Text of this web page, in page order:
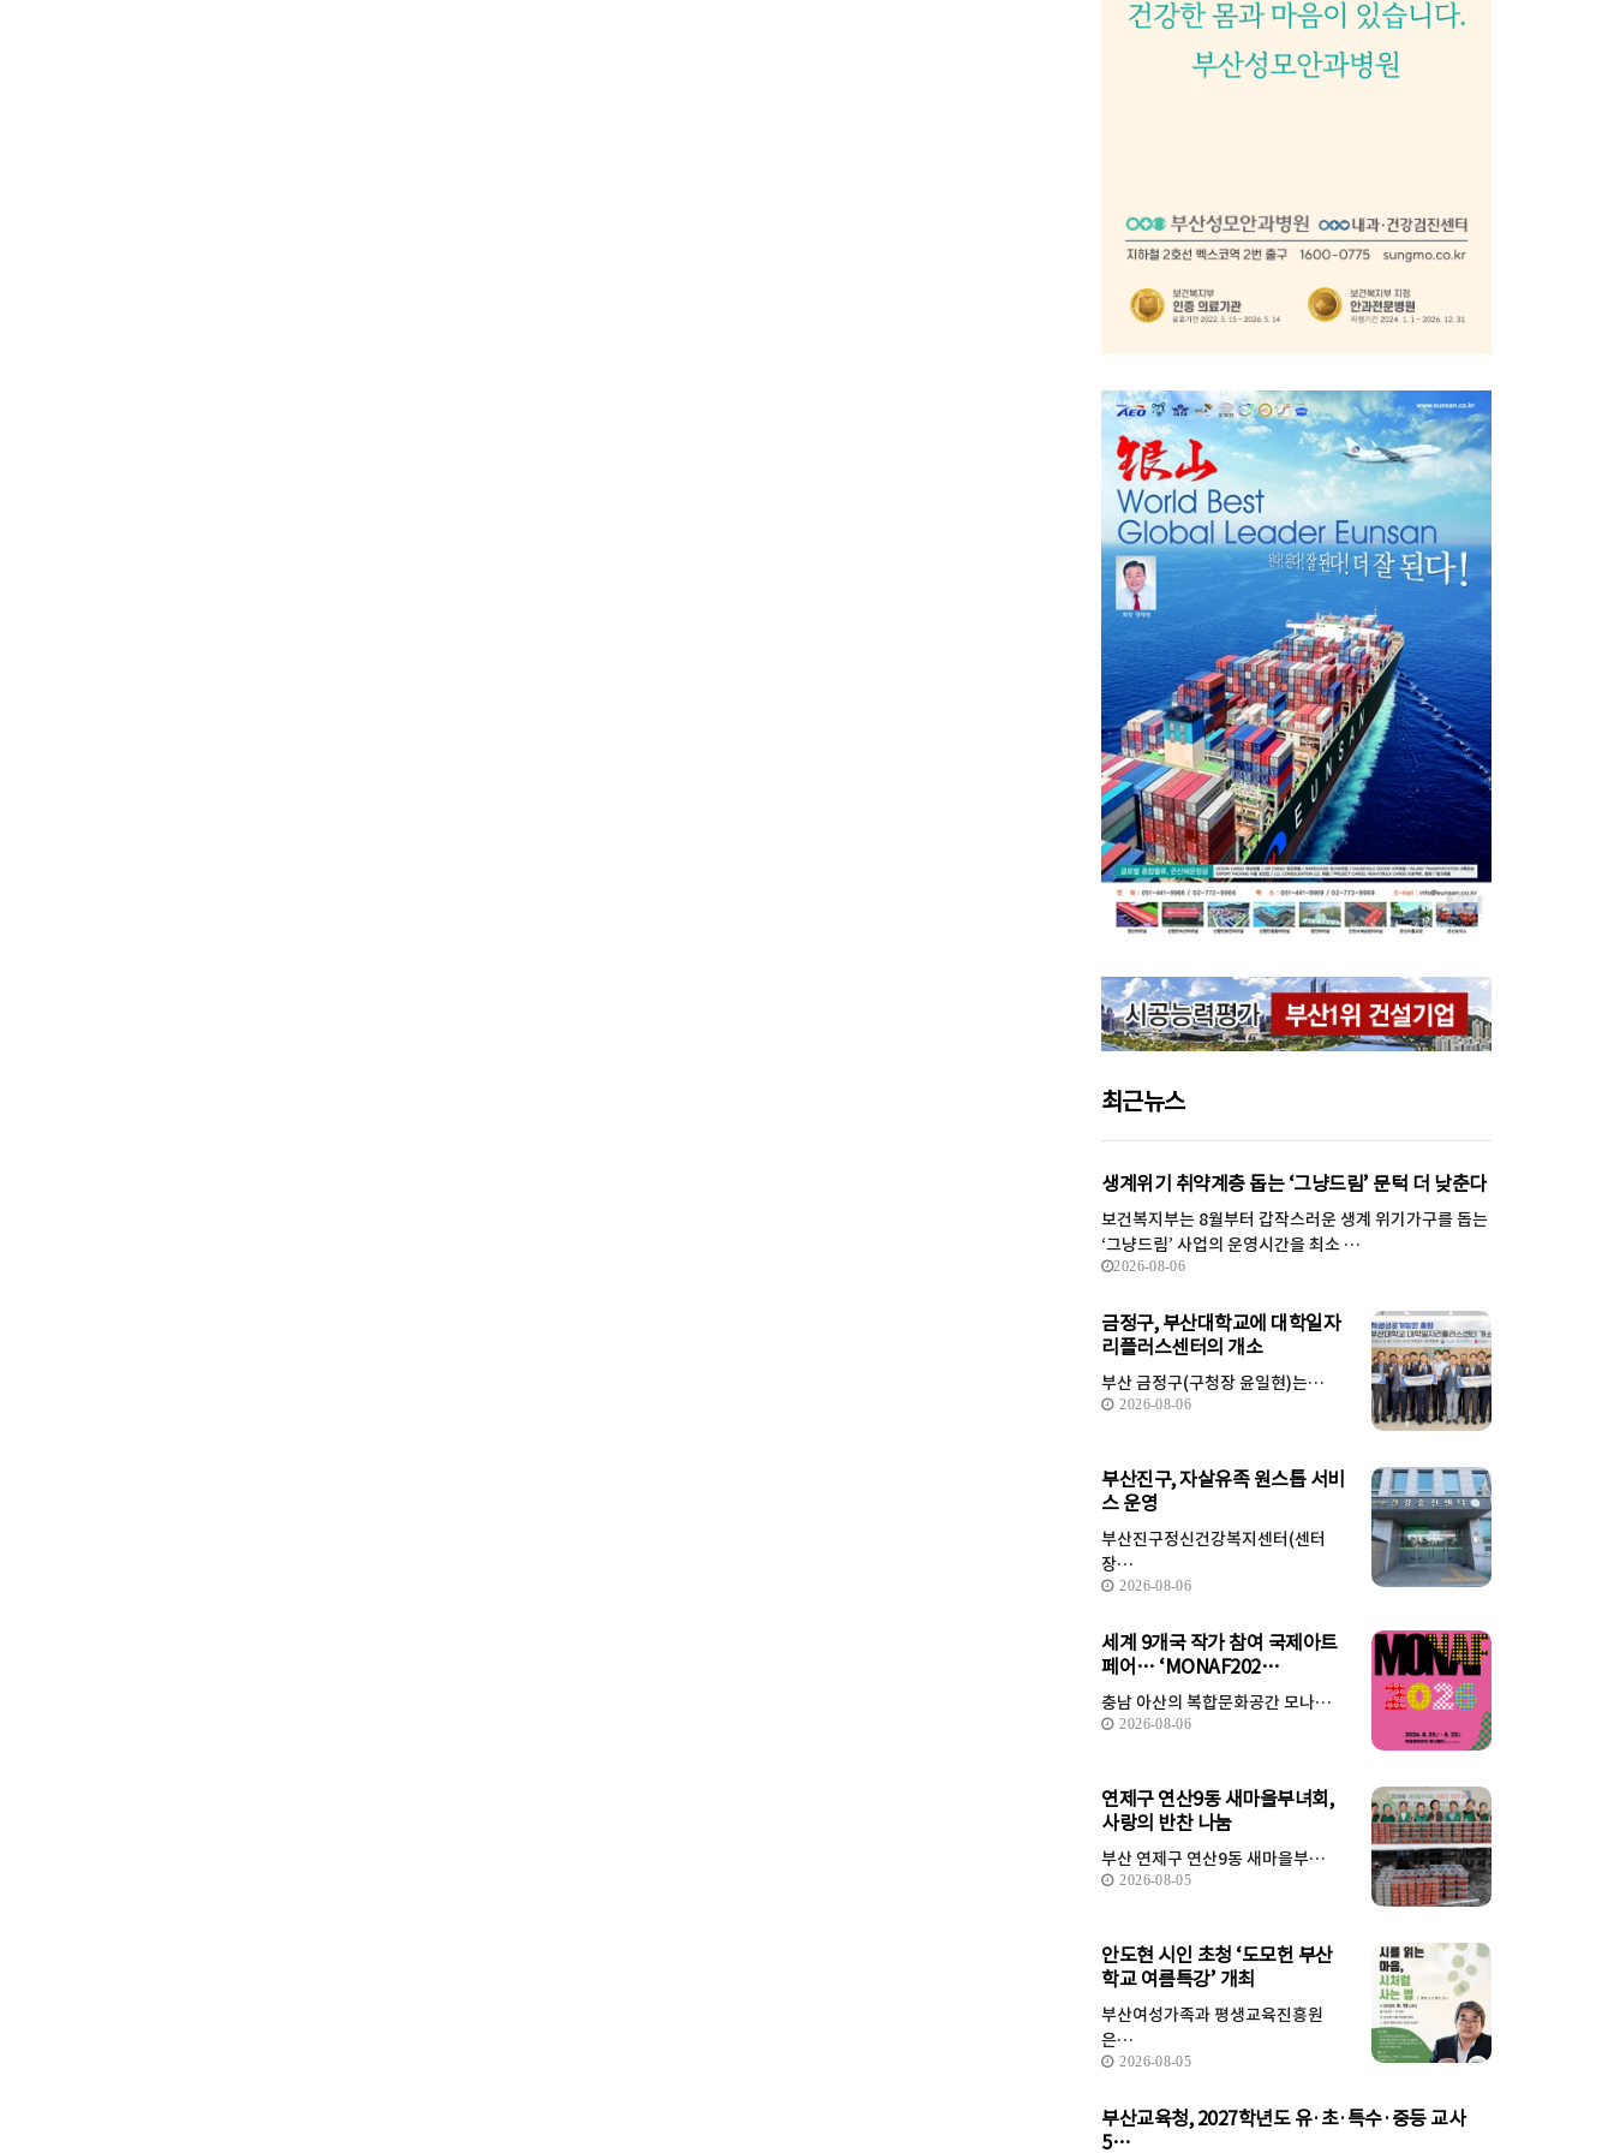
최근뉴스
생계위기 취약계층 돕는 ‘그냥드림’ 문턱 더 낮춘다
보건복지부는 8월부터 갑작스러운 생계 위기가구를 돕는
‘그냥드림’ 사업의 운영시간을 최소 …
2026-08-06
금정구, 부산대학교에 대학일자
리플러스센터의 개소
부산 금정구(구청장 윤일현)는…
2026-08-06
부산진구, 자살유족 원스톱 서비
스 운영
부산진구정신건강복지센터(센터
장…
2026-08-06
세계 9개국 작가 참여 국제아트
페어… ‘MONAF202…
충남 아산의 복합문화공간 모나…
2026-08-06
연제구 연산9동 새마을부녀회,
사랑의 반찬 나눔
부산 연제구 연산9동 새마을부…
2026-08-05
안도현 시인 초청 ‘도모헌 부산
학교 여름특강’ 개최
부산여성가족과 평생교육진흥원
은…
2026-08-05
부산교육청, 2027학년도 유·초·특수·중등 교사
5…